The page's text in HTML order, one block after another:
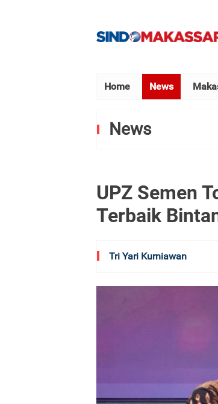
Home News
News
UPZ Semen
Terbaik
Tri Yari Kurniawan